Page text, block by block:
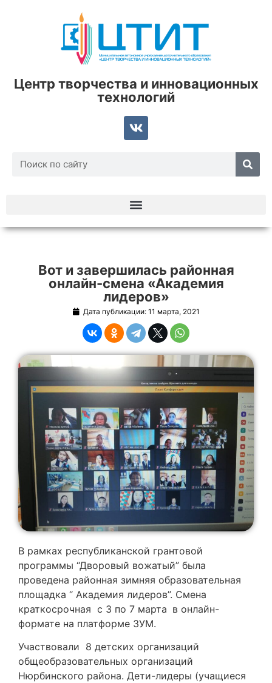
Центр творчества и инновационных
технологий
Вот и завершилась районная
онлайн-смена «Академия
лидеров»
Дата публикации: 11 марта, 2021
В рамках республиканской грантовой
программы “Дворовый вожатый” была
проведена районная зимняя образовательная
площадка “ Академия лидеров”. Смена
краткосрочная с 3 по 7 марта в онлайн-
формате на платформе ЗУМ.
Участвовали 8 детских организаций
общеобразовательных организаций
Нюрбинского района. Дети-лидеры (учащиеся